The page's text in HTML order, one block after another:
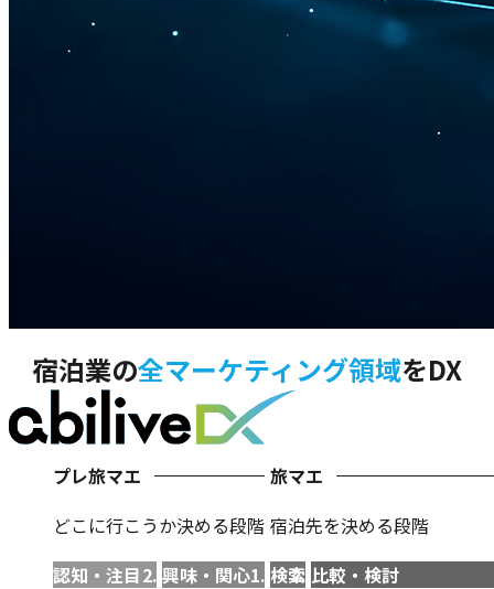
宿泊業の全マーケティング領域をDX
プレ旅マエ
どこに行こうか決める段階
認知・注目
興味・関心
旅マエ
宿泊先を決める段階
検索 比較・検討